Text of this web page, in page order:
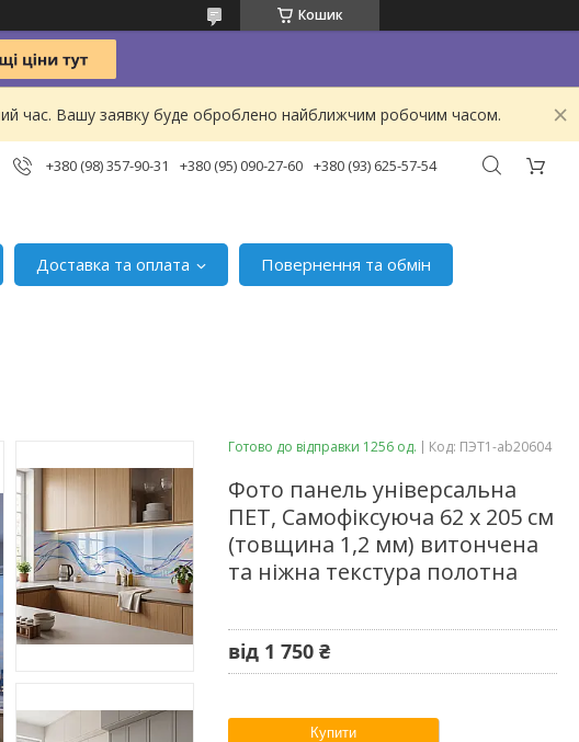
Кошик
час. Вашу заявку буде оброблено найближчим робочим часом.
+380 (98) 357-90-31 +380 (95) 090-27-60 +380 (93) 625-57-54
Доставка та оплата
Повернення та обмін
Готово до відправки 1256 од. Код: ПЭТ1-ab20604
Фото панель універсальна
ПЕТ, Самофіксуюча 62 х 205 см
(товщина 1,2 мм) витончена
та ніжна текстура полотна
від 1 750 ₴
Купити